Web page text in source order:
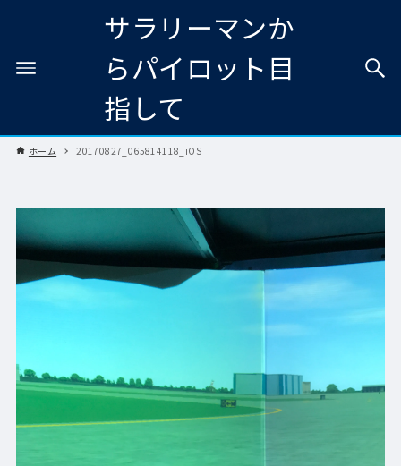
サラリーマンか
らパイロット目
指して
ホーム 20170827_065814118_iOS